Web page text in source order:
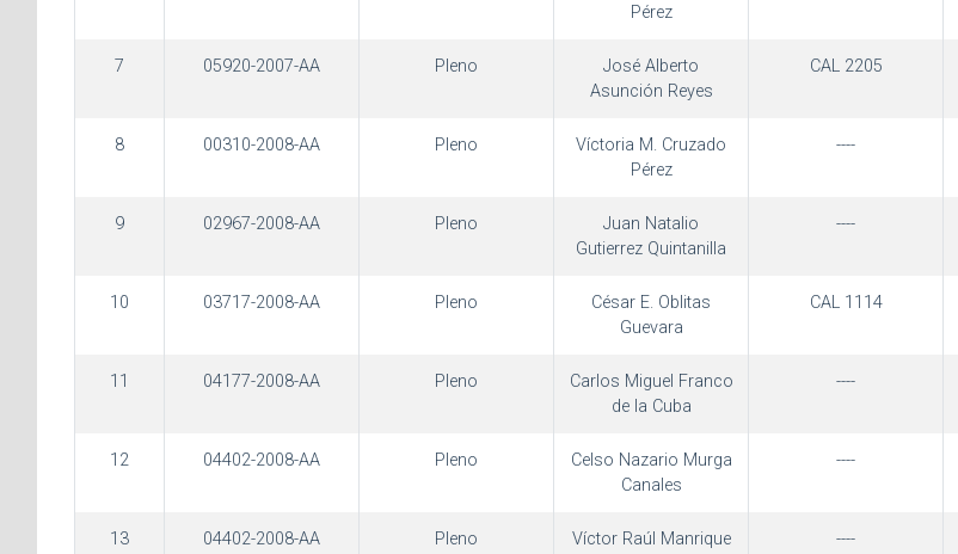
Pérez
7 05920-2007-AA Pleno
José Alberto
Asunción Reyes
CAL 2205
8 00310-2008-AA Pleno
Víctoria M. Cruzado
Pérez
----
9 02967-2008-AA Pleno
Juan Natalio
Gutierrez Quintanilla
----
10 03717-2008-AA Pleno
César E. Oblitas
Guevara
CAL 1114
11 04177-2008-AA Pleno
Carlos Miguel Franco
de la Cuba
----
12 04402-2008-AA Pleno
Celso Nazario Murga
Canales
----
13 04402-2008-AA Pleno
Víctor Raúl Manrique
----